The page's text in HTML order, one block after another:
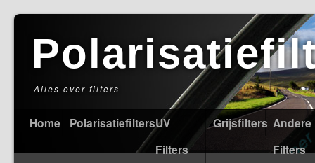
Alles over filters
Home PolarisatiefiltersUV
Filters
Grijsfilters Andere
Filters